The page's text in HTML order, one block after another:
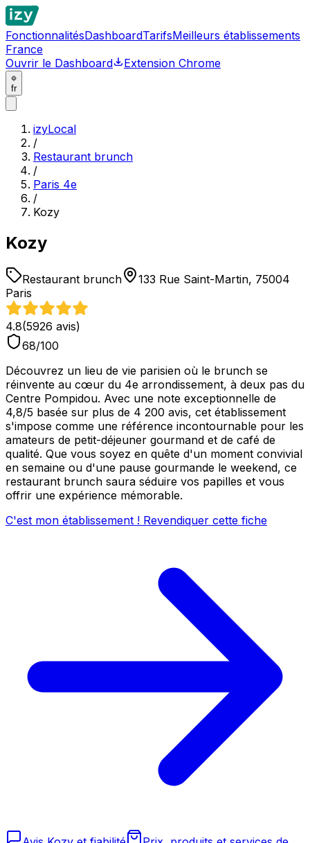
FonctionnalitésDashboardTarifsMeilleurs établissements
France
Ouvrir le Dashboard
Extension Chrome
fr
izyLocal
/
Restaurant brunch
/
Paris 4e
/
Kozy
Kozy
Restaurant brunch
133 Rue Saint-Martin, 75004
Paris
4.8(5926 avis)
68/100
Découvrez un lieu de vie parisien où le brunch se
réinvente au cœur du 4e arrondissement, à deux pas du
Centre Pompidou. Avec une note exceptionnelle de
4,8/5 basée sur plus de 4 200 avis, cet établissement
s'impose comme une référence incontournable pour les
amateurs de petit-déjeuner gourmand et de café de
qualité. Que vous soyez en quête d'un moment convivial
en semaine ou d'une pause gourmande le weekend, ce
restaurant brunch saura séduire vos papilles et vous
offrir une expérience mémorable.
C'est mon établissement ! Revendiquer cette fiche